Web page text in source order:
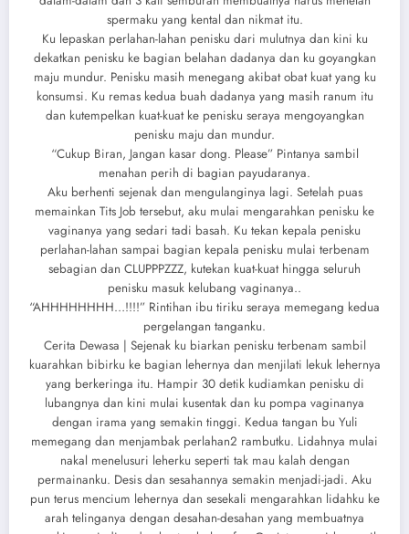
spermaku yang kental dan nikmat itu.
Ku lepaskan perlahan-lahan penisku dari mulutnya dan kini ku
dekatkan penisku ke bagian belahan dadanya dan ku goyangkan
maju mundur. Penisku masih menegang akibat obat kuat yang ku
konsumsi. Ku remas kedua buah dadanya yang masih ranum itu
dan kutempelkan kuat-kuat ke penisku seraya mengoyangkan
penisku maju dan mundur.
“Cukup Biran, Jangan kasar dong. Please” Pintanya sambil
menahan perih di bagian payudaranya.
Aku berhenti sejenak dan mengulanginya lagi. Setelah puas
memainkan Tits Job tersebut, aku mulai mengarahkan penisku ke
vaginanya yang sedari tadi basah. Ku tekan kepala penisku
perlahan-lahan sampai bagian kepala penisku mulai terbenam
sebagian dan CLUPPPZZZ, kutekan kuat-kuat hingga seluruh
penisku masuk kelubang vaginanya..
“AHHHHHHHH…!!!!” Rintihan ibu tiriku seraya memegang kedua
pergelangan tanganku.
Cerita Dewasa | Sejenak ku biarkan penisku terbenam sambil
kuarahkan bibirku ke bagian lehernya dan menjilati lekuk lehernya
yang berkeringa itu. Hampir 30 detik kudiamkan penisku di
lubangnya dan kini mulai kusentak dan ku pompa vaginanya
dengan irama yang semakin tinggi. Kedua tangan bu Yuli
memegang dan menjambak perlahan2 rambutku. Lidahnya mulai
nakal menelusuri leherku seperti tak mau kalah dengan
permainanku. Desis dan sesahannya semakin menjadi-jadi. Aku
pun terus mencium lehernya dan sesekali mengarahkan lidahku ke
arah telinganya dengan desahan-desahan yang membuatnya